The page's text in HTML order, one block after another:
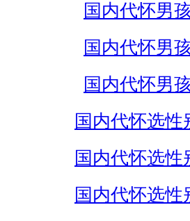
国内代怀男
国内代怀男
国内代怀男
国内代怀选性
国内代怀选性
国内代怀选性